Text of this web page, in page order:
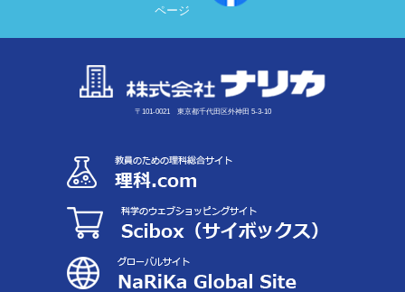
ページ
〒101-0021 東京都千代田区外神田 5-3-10